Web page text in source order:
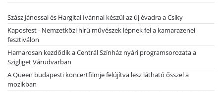
Szász Jánossal és Hargitai Ivánnal készül az új évadra a Csiky
Kaposfest - Nemzetközi hírű művészek lépnek fel a kamarazenei
fesztiválon
Hamarosan kezdődik a Centrál Színház nyári programsorozata a
Szigliget Várudvarban
A Queen budapesti koncertfilmje felújítva lesz látható ősszel a
mozikban